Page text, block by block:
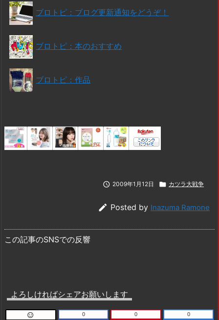
ブロトピ：ブログ更新通知をどうぞ！
ブロトピ：本のおすすめ
ブロトピ：作品
 2009年1月12日  カツラ大戦争
 Posted by Inazuma Ramone
この記事のSNSでの反響
よろしければシェアお願いします
 0 0 0